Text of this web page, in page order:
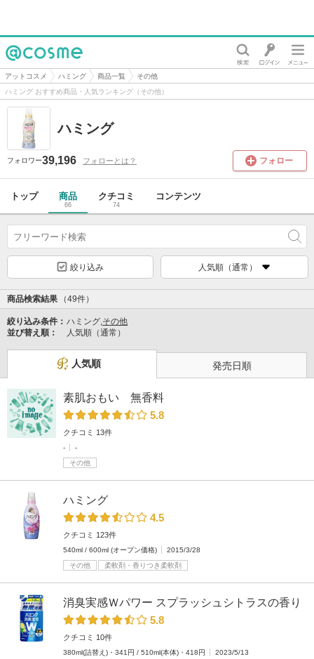
@cosme
アットコスメ ハミング 商品一覧
その他
ハミング おすすめ商品・人気ランキング（その他）
ハミング
フォロワー39,196 フォローとは？ フォロー
トップ 商品
66
クチコミ
74
コンテンツ
絞り込み 人気順（通常）
商品検索結果 （49件）
絞り込み条件： ハミング,その他
並び替え順：
人気順（通常）
人気順 発売日順
素肌おもい 無香料
5.8
クチコミ 13件
-
-
その他
ハミング
4.5
クチコミ 123件
540ml / 600ml (オープン価格)
2015/3/28
その他
柔軟剤・香りつき柔軟剤
消臭実感Ｗパワー スプラッシュシトラスの香り
5.8
クチコミ 10件
380ml(詰替え)・341円 / 510ml(本体)・418円
2023/5/13